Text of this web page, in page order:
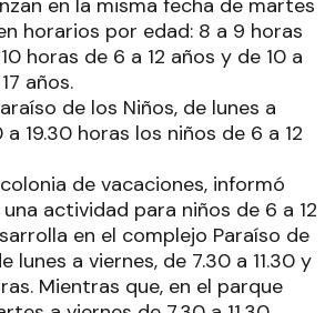
en la misma fecha de martes
horarios por edad: 8 a 9 horas
horas de 6 a 12 años y de 10 a
años.
de los Niños, de lunes a
a 19.30 horas los niños de 6 a 12
de vacaciones, informó
actividad para niños de 6 a 12
en el complejo Paraíso de
lunes a viernes, de 7.30 a 11.30 y
Mientras que, en el parque